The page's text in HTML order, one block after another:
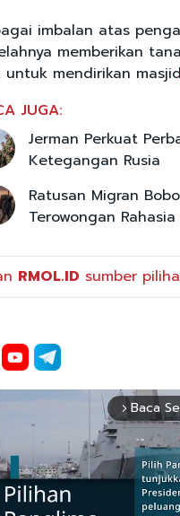
imbalan atas
memberikan
untuk mendirikan
JUGA:
Jerman Perkuat
Ketegangan Rusia
Ratusan Migran
Terowongan Rahasia
RMOL.ID sumber
arrow_forward_ios Baca